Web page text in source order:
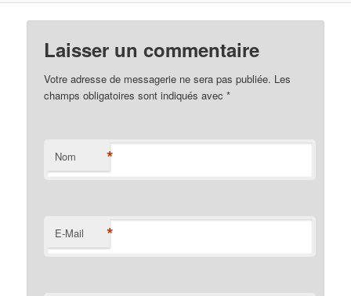
Laisser un commentaire
Votre adresse de messagerie ne sera pas publiée. Les
champs obligatoires sont indiqués avec*
Nom *
E-Mail *